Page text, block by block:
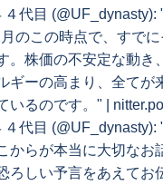
４代目
のこの時点で、すで
。株価の不安定な動き
ギーの高まり、全てが
いるのです。" |
４代目
からが本当に大切なお
ろしい予言をあえてお